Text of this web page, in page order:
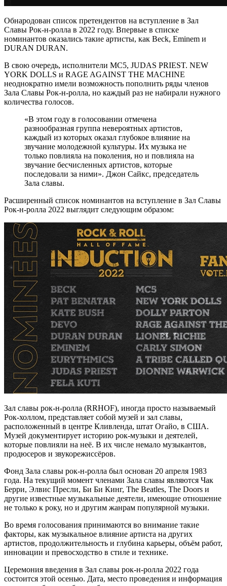
Обнародован список претендентов на вступление в Зал
Славы Рок-н-ролла в 2022 году. Впервые в списке
номинантов оказались такие артисты, как Beck, Eminem и
DURAN DURAN.
В свою очередь, исполнители MC5, JUDAS PRIEST. NEW
YORK DOLLS и RAGE AGAINST THE MACHINE
неоднократно имели возможность пополнить ряды членов
Зала Славы Рок-н-ролла, но каждый раз не набирали нужного
количества голосов.
«В этом году в голосовании отмечена
разнообразная группа невероятных артистов,
каждый из которых оказал глубокое влияние на
звучание молодежной культуры. Их музыка не
только повлияла на поколения, но и повлияла на
звучание бесчисленных артистов, которые
последовали за ними». Джон Сайкс, председатель
Зала славы.
Расширенный список номинантов на вступление в Зал Славы
Рок-н-ролла 2022 выглядит следующим образом:
Зал славы рок-н-ролла (RRHOF), иногда просто называемый
Рок-холлом, представляет собой музей и зал славы,
расположенный в центре Кливленда, штат Огайо, в США.
Музей документирует историю рок-музыки и деятелей,
которые повлияли на неё. В их числе немало музыкантов,
продюсеров и звукорежиссёров.
Фонд Зала славы рок-н-ролла был основан 20 апреля 1983
года. На текущий момент членами Зала славы являются Чак
Берри, Элвис Пресли, Би Би Кинг, The Beatles, The Doors и
другие известные музыкальные деятели, имеющие отношение
не только к року, но и другим жанрам популярной музыки.
Во время голосования принимаются во внимание такие
факторы, как музыкальное влияние артиста на других
артистов, продолжительность и глубина карьеры, объём работ,
инновации и превосходство в стиле и технике.
Церемония введения в Зал славы рок-н-ролла 2022 года
состоится этой осенью. Дата, место проведения и информация